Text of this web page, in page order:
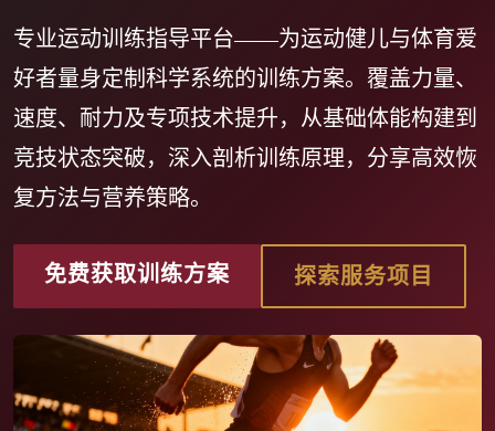
专业运动训练指导平台——为运动健儿与体育爱
好者量身定制科学系统的训练方案。覆盖力量、
速度、耐力及专项技术提升，从基础体能构建到
竞技状态突破，深入剖析训练原理，分享高效恢
复方法与营养策略。
免费获取训练方案 探索服务项目